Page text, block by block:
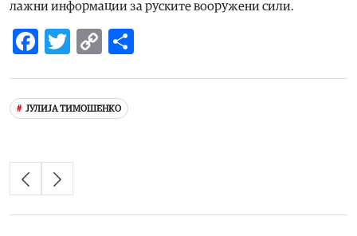
лажни информации за руските вооружени сили.
Facebook
Twitter
Copy
ЈУЛИЈА ТИМОШЕНКО